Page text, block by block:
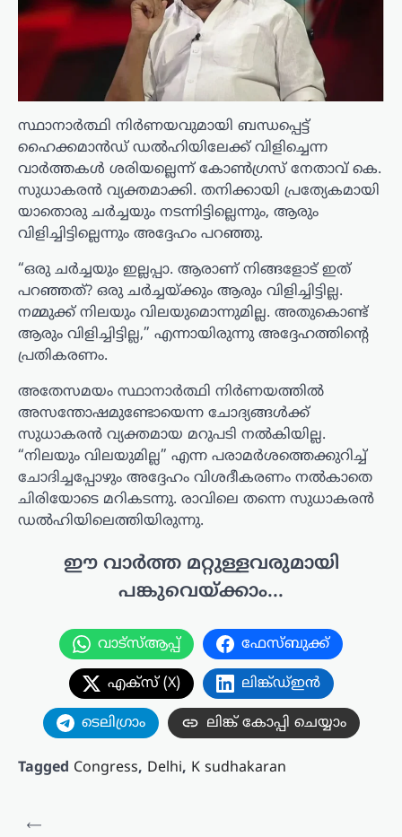
സ്ഥാനാർത്ഥി നിർണയവുമായി ബന്ധപ്പെട്ട്
ഹൈക്കമാൻഡ് ഡൽഹിയിലേക്ക് വിളിച്ചെന്ന
വാർത്തകൾ ശരിയല്ലെന്ന് കോൺഗ്രസ് നേതാവ് കെ.
സുധാകരൻ വ്യക്തമാക്കി. തനിക്കായി പ്രത്യേകമായി
യാതൊരു ചർച്ചയും നടന്നിട്ടില്ലെന്നും, ആരും
വിളിച്ചിട്ടില്ലെന്നും അദ്ദേഹം പറഞ്ഞു.
“ഒരു ചർച്ചയും ഇല്ലപ്പാ. ആരാണ് നിങ്ങളോട് ഇത്
പറഞ്ഞത്? ഒരു ചർച്ചയ്ക്കും ആരും വിളിച്ചിട്ടില്ല.
നമ്മുക്ക് നിലയും വിലയുമൊന്നുമില്ല. അതുകൊണ്ട്
ആരും വിളിച്ചിട്ടില്ല,” എന്നായിരുന്നു അദ്ദേഹത്തിന്റെ
പ്രതികരണം.
അതേസമയം സ്ഥാനാർത്ഥി നിർണയത്തിൽ
അസന്തോഷമുണ്ടോയെന്ന ചോദ്യങ്ങൾക്ക്
സുധാകരൻ വ്യക്തമായ മറുപടി നൽകിയില്ല.
“നിലയും വിലയുമില്ല” എന്ന പരാമർശത്തെക്കുറിച്ച്
ചോദിച്ചപ്പോഴും അദ്ദേഹം വിശദീകരണം നൽകാതെ
ചിരിയോടെ മറികടന്നു. രാവിലെ തന്നെ സുധാകരൻ
ഡൽഹിയിലെത്തിയിരുന്നു.
ഈ വാർത്ത മറ്റുള്ളവരുമായി
പങ്കുവെയ്ക്കാം...
വാട്സ്ആപ്പ് ഫേസ്ബുക്ക്
എക്സ് (X) ലിങ്ക്ഡ്ഇൻ
ടെലിഗ്രാം ലിങ്ക് കോപ്പി ചെയ്യാം
Tagged Congress, Delhi, K sudhakaran
പോസ്റ്റുകളിലൂടെ
⟵